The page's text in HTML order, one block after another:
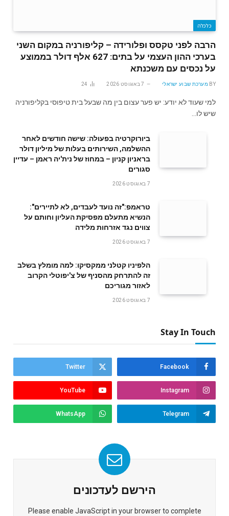
כלכלה
הרבה לפני טקסס ופלורידה – קליפורניה במקום השני
בערכי ההון העצמי על בתים: 627 אלף דולר בממוצע
על נכסים עם משכנתא
BY מערכת שבוע ישראלי 7 באוגוסט 2026 24
למי שעוד לא יודע: יש פער עצום בין מה שבעל בית טיפוסי בקליפורניה
שיש לו…
ביורוקרטיה בפעולה: שישה חודשים לאחר
ההשלמה, השירותים בעלות של מיליון דולר
בראניון קניון – במחוז של נית'יה ראמן – עדיין
סגורים
7 באוגוסט 2026
טראמפ:"זה נועד לעבדים, לא לתיירים":
הנשיא מתעלם מפסיקת העליון וחותם על
צווים נגד אזרחות מלידה
7 באוגוסט 2026
הלפיניו קטלני ממקסיקו: למה מומלץ בשלב
זה להתרחק מהסניף של צ'יפוטלי הקרוב
לאזור מגוריכם
7 באוגוסט 2026
Stay In Touch
Facebook
Twitter
Instagram
YouTube
Telegram
WhatsApp
הירשם לעדכונים
Please enable JavaScript in your browser to complete